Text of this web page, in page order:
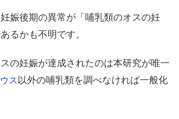
娠後期の異常が「哺乳類のオスの妊
るかも不明です。
の妊娠が達成されたのは本研究が唯一
ス以外の哺乳類を調べなければ一般化